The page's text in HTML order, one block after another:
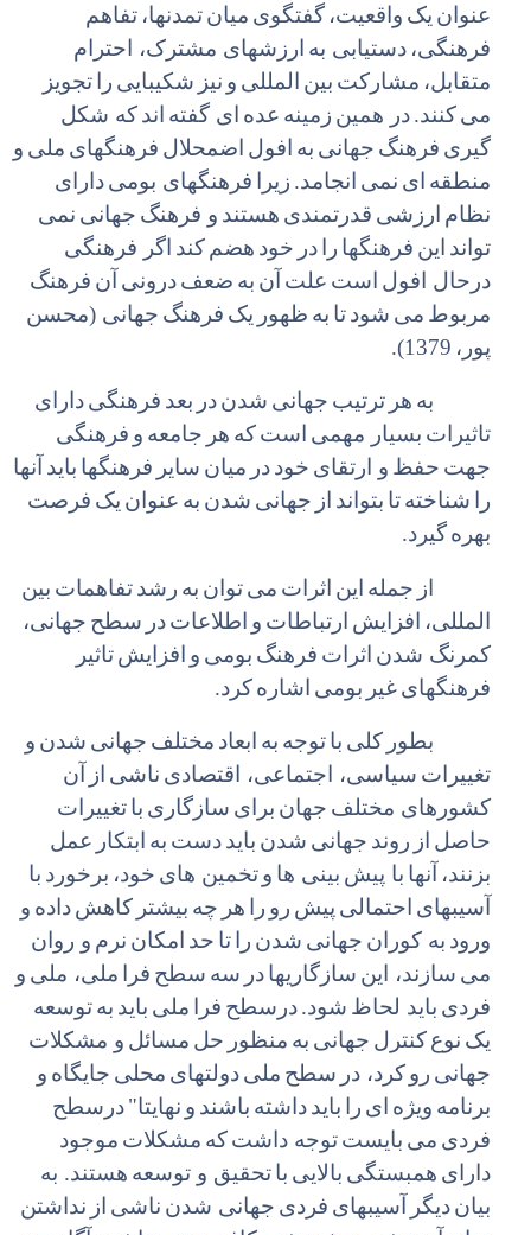
عنوان یک واقعیت، گفتگوی میانتمدنها، تفاهم
فرهنگی، دستیابی به ارزشهای مشترک، احترام
متقابل، مشارکت بین المللی و نیز شکیبایی را
تجویز
میکنند.در همین زمینه عده ای گفته اندکه شکل
گیری فرهنگ جهانی به افول اضمحلال فرهنگهای ملی و
منطقه ای نمی انجامد. زیرا فرهنگهای بومیدارای
نظام ارزشی قدرتمندی هستند و فرهنگ جهانی نمی
تواند این فرهنگها را در خود هضم کند اگر فرهنگی
درحال افول است علت آن به ضعفدرونی آن فرهنگ
مربوط می شودتا به ظهور یک فرهنگ جهانی (محسن
پور، 1379).
به هر ترتیب جهانی شدندر بعد فرهنگیدارای
تاثیرات بسیار مهمی استکه هر جامعه و فرهنگی
جهت حفظ و ارتقای خوددر میان سایر فرهنگها باید آنها
را
شناختهتا بتواند از جهانی شدن به عنوان یک فرصت
بهرهگیرد.
از جمله این اثرات میتوان به رشدتفاهمات بین
المللی، افزایش ارتباطات و اطلاعاتدر سطح جهانی،
کمرنگ شدن اثرات فرهنگ بومی و افزایشتاثیر
فرهنگهایغیر بومی اشارهکرد.
بطور کلی باتوجه به ابعاد مختلف جهانی شدن و
تغییرات سیاسی، اجتماعی، اقتصادی ناشی از
آن
کشورهای مختلف جهان برای سازگاری باتغییرات
حاصل از روند جهانی شدن بایددست به ابتکار عمل
بزنند، آنها با پیش بینی ها وتخمین های خود، برخورد با
آسیبهای احتمالی پیش رو را هر چه بیشتر کاهشداده و
ورود به کوران جهانی شدن را تا حد امکان نرم و روان
می سازند، این سازگاریهادر سه سطح فرا ملی، ملی و
فردی باید لحاظ شود.درسطح فرا ملی باید بهتوسعه
یک نوعکنترل جهانی به منظور حل مسائل و مشکلات
جهانی روکرد، در سطح ملیدولتهای محلی جایگاه و
برنامه ویژه ای را بایدداشته باشند و نهایتا"درسطح
فردی می بایستتوجه داشتکه مشکلات موجود
دارای همبستگی بالایی باتحقیق و توسعه هستند. به
بیاندیگر آسیبهای فردی جهانی شدن ناشی از نداشتن